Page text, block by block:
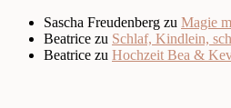
Sascha Freudenberg zu Magie
Beatrice zu Schlaf, Kindlein,
Beatrice zu Hochzeit Bea &